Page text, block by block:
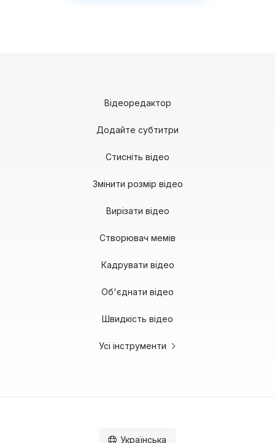
Відеоредактор
Додайте субтитри
Стисніть відео
Змінити розмір відео
Вирізати відео
Створювач мемів
Кадрувати відео
Об'єднати відео
Швидкість відео
Усі інструменти
Українська